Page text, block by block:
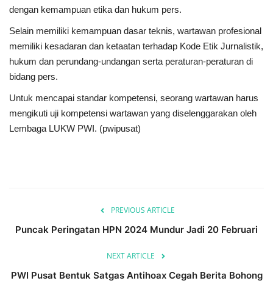
dengan kemampuan etika dan hukum pers.
Selain memiliki kemampuan dasar teknis, wartawan profesional
memiliki kesadaran dan ketaatan terhadap Kode Etik Jurnalistik,
hukum dan perundang-undangan serta peraturan-peraturan di
bidang pers.
Untuk mencapai standar kompetensi, seorang wartawan harus
mengikuti uji kompetensi wartawan yang diselenggarakan oleh
Lembaga LUKW PWI. (pwipusat)
PREVIOUS ARTICLE
Puncak Peringatan HPN 2024 Mundur Jadi 20 Februari
NEXT ARTICLE
PWI Pusat Bentuk Satgas Antihoax Cegah Berita Bohong